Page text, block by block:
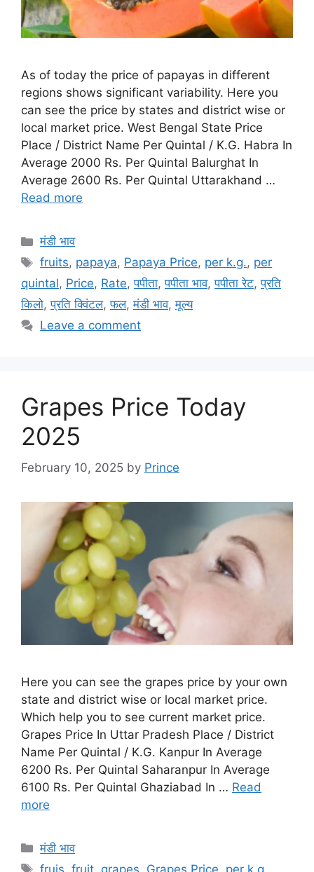
As of today the price of papayas in different
regions shows significant variability. Here you
can see the price by states and district wise or
local market price. West Bengal State Price
Place / District Name Per Quintal / K.G. Habra In
Average 2000 Rs. Per Quintal Balurghat In
Average 2600 Rs. Per Quintal Uttarakhand …
Read more
Categories
मंडी भाव
Tags
fruits, papaya, Papaya Price, per k.g., per
quintal, Price, Rate,पपीता,पपीता भाव,पपीता रेट,प्रति
किलो,प्रति क्विंटल,फल,मंडी भाव,मूल्य
Leave a comment
Grapes Price Today
2025
February 10, 2025 by Prince
Here you can see the grapes price by your own
state and district wise or local market price.
Which help you to see current market price.
Grapes Price In Uttar Pradesh Place / District
Name Per Quintal / K.G. Kanpur In Average
6200 Rs. Per Quintal Saharanpur In Average
6100 Rs. Per Quintal Ghaziabad In … Read
more
Categories
मंडी भाव
Tags
fruis ,fruit grapes Grapes Price per k.g.